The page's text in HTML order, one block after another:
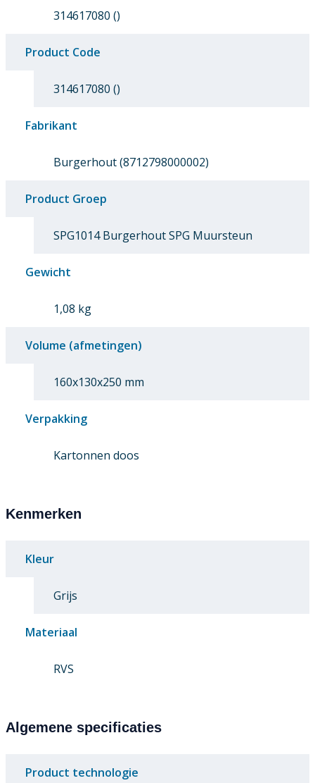
314617080 ()
Product Code
314617080 ()
Fabrikant
Burgerhout (8712798000002)
Product Groep
SPG1014 Burgerhout SPG Muursteun
Gewicht
1,08 kg
Volume (afmetingen)
160x130x250 mm
Verpakking
Kartonnen doos
Kenmerken
Kleur
Grijs
Materiaal
RVS
Algemene specificaties
Product technologie